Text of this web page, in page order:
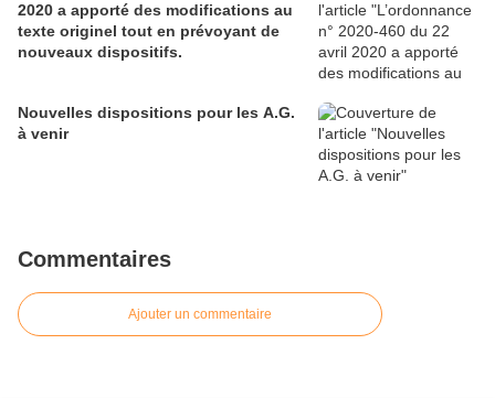
2020 a apporté des modifications au
texte originel tout en prévoyant de
nouveaux dispositifs.
Nouvelles dispositions pour les A.G.
à venir
Commentaires
Ajouter un commentaire